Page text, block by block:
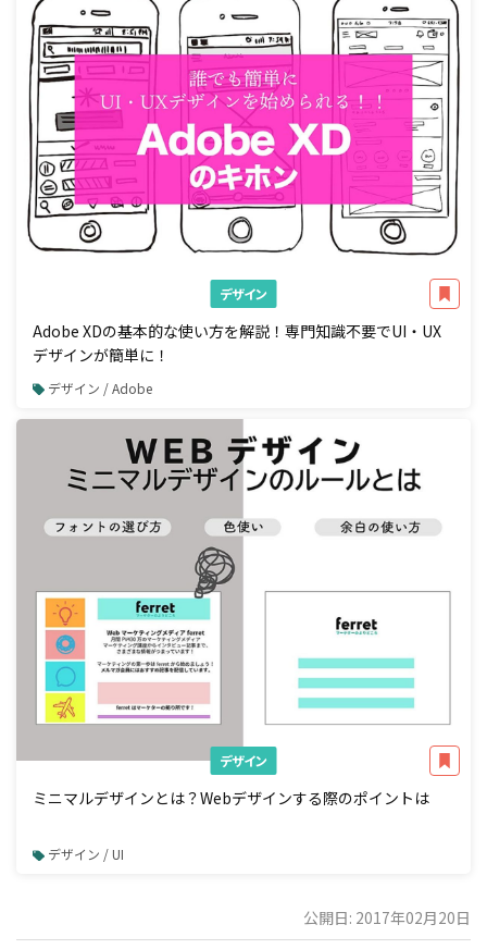
デザイン
Adobe XDの基本的な使い方を解説！専門知識不要でUI・UX
デザインが簡単に！
デザイン / Adobe
デザイン
ミニマルデザインとは？Webデザインする際のポイントは
デザイン / UI
公開日: 2017年02月20日